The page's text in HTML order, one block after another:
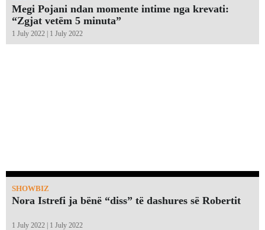
Megi Pojani ndan momente intime nga krevati:
“Zgjat vetëm 5 minuta”￼
1 July 2022 | 1 July 2022
SHOWBIZ
Nora Istrefi ja bënë “diss” të dashures së Robertit
1 July 2022 | 1 July 2022